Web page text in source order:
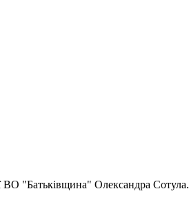
ВО "Батьківщина" Олександра Сотула.